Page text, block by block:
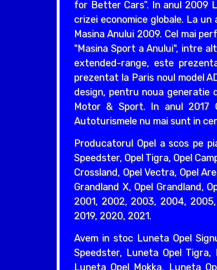
for Better Cars”. In anul 2009
crizei economice globale. La
Masina Anului 2009. Cel mai
"Masina Sport a Anului", intre
extended-range, este
prezentat la Paris noul model
design, pentru noua generatie
Motor & Sport. In anul 2017
Autoturismele nu mai sunt in
Producatorul Opel a scos pe
Speedster, Opel Tigra, Opel
Crossland, Opel Vectra, Opel
Grandland X, Opel Grandland,
2001, 2002, 2003, 2004,
2019, 2020, 2021.
Avem in stoc Luneta Opel
Speedster, Luneta Opel Tigra,
Luneta Opel Mokka, Luneta